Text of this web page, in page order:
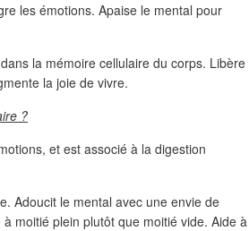
les émotions. Apaise le mental pour
la mémoire cellulaire du corps. Libère
la joie de vivre.
?
et est associé à la digestion
Adoucit le mental avec une envie de
moitié plein plutôt que moitié vide. Aide à